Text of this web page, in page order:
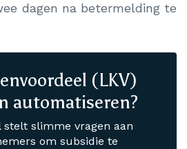
dagen na betermelding te
(LKV)
automatiseren?
stelt slimme vragen aan
om subsidie te